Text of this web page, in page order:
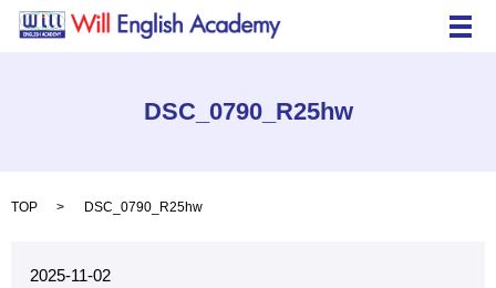
メ
DSC_0790_R25hw
TOP DSC_0790_R25hw
2025-11-02